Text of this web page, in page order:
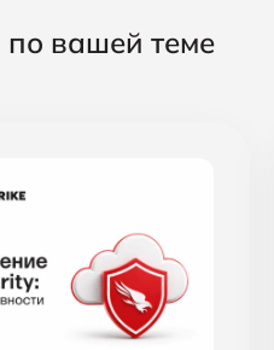
по вашей теме